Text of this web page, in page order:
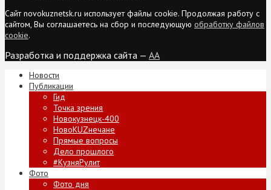
Сайт novokuznetsk.ru использует файлы cookie. Продолжая работу с
сайтом, Вы соглашаетесь на сбор и последующую обработку файлов
cookie.
Разработка и поддержка сайта — AA
Новости
Публикации
Гид
Точка зрения
Новокузнецк-400
НовоKUZнечане
Прямые вопросы
Дело прошлого
#КузняРулит
Фото
Фото дня